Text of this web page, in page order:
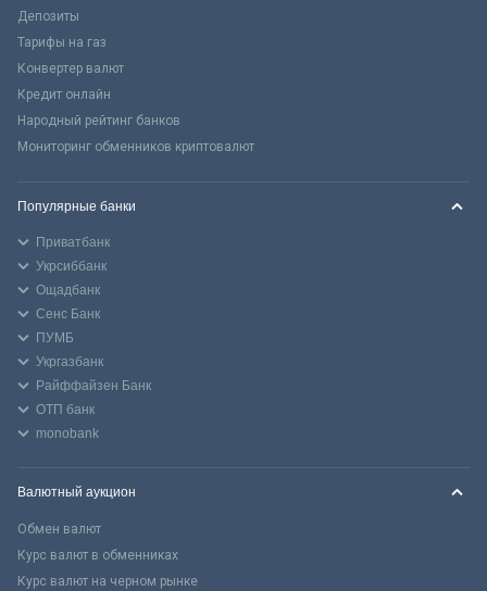
Депозиты
Тарифы на газ
Конвертер валют
Кредит онлайн
Народный рейтинг банков
Мониторинг обменников криптовалют
Популярные банки
Приватбанк
Укрсиббанк
Ощадбанк
Сенс Банк
ПУМБ
Укргазбанк
Райффайзен Банк
ОТП банк
monobank
Валютный аукцион
Обмен валют
Курс валют в обменниках
Курс валют на черном рынке